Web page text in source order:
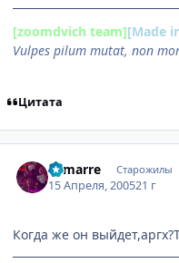
[zoomdvich team][Made
Vulpes pilum mutat, non
Цитата
Lamarre Старожилы
15 Апреля, 200521 г
Когда же он